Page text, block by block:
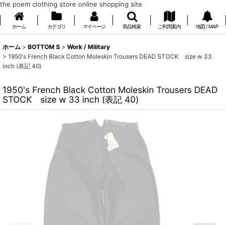
the poem clothing store online shopping site
ホーム カテゴリ マイページ 商品検索 ご利用案内 地図 / MAP
ホーム > BOTTOM S > Work / Military
> 1950's French Black Cotton Moleskin Trousers DEAD STOCK size w 33
inch (表記 40)
1950's French Black Cotton Moleskin Trousers DEAD
STOCK size w 33 inch (表記 40)